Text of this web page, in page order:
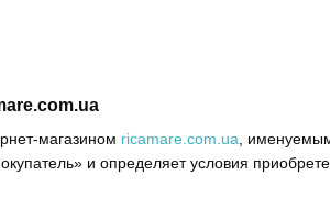
магазином ricamare.com.ua,
и определяет условия